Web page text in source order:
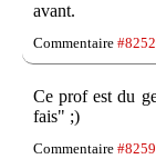
avant.
Commentaire
Ce prof est du
fais" ;)
Commentaire